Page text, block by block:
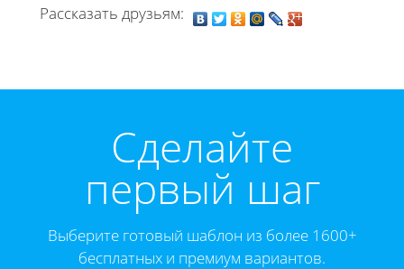
Рассказать друзьям:
Cделайте
первый шаг
Выберите готовый шаблон из более 1600+
бесплатных и премиум вариантов.